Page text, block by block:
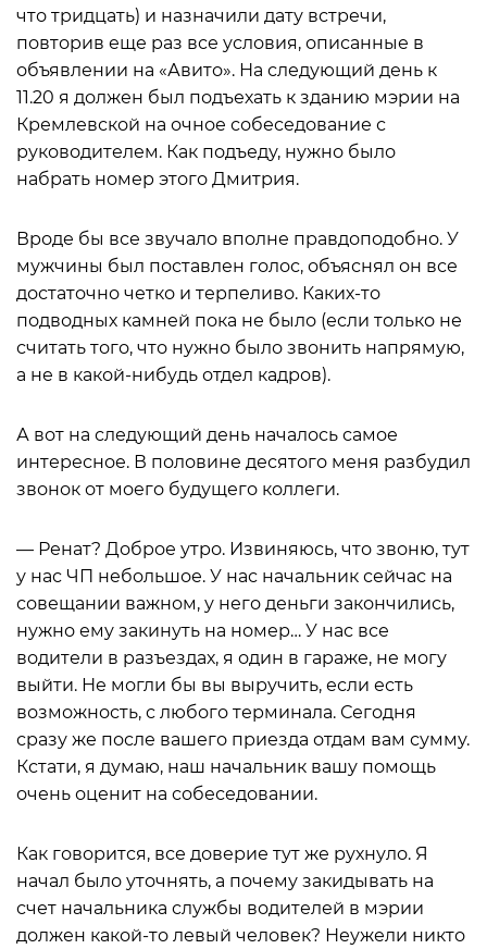
что тридцать) и назначили дату встречи,
повторив еще раз все условия, описанные в
объявлении на «Авито». На следующий день к
11.20 я должен был подъехать к зданию мэрии на
Кремлевской на очное собеседование с
руководителем. Как подъеду, нужно было
набрать номер этого Дмитрия.
Вроде бы все звучало вполне правдоподобно. У
мужчины был поставлен голос, объяснял он все
достаточно четко и терпеливо. Каких-то
подводных камней пока не было (если только не
считать того, что нужно было звонить напрямую,
а не в какой-нибудь отдел кадров).
А вот на следующий день началось самое
интересное. В половине десятого меня разбудил
звонок от моего будущего коллеги.
— Ренат? Доброе утро. Извиняюсь, что звоню, тут
у нас ЧП небольшое. У нас начальник сейчас на
совещании важном, у него деньги закончились,
нужно ему закинуть на номер… У нас все
водители в разъездах, я один в гараже, не могу
выйти. Не могли бы вы выручить, если есть
возможность, с любого терминала. Сегодня
сразу же после вашего приезда отдам вам сумму.
Кстати, я думаю, наш начальник вашу помощь
очень оценит на собеседовании.
Как говорится, все доверие тут же рухнуло. Я
начал было уточнять, а почему закидывать на
счет начальника службы водителей в мэрии
должен какой-то левый человек? Неужели никто